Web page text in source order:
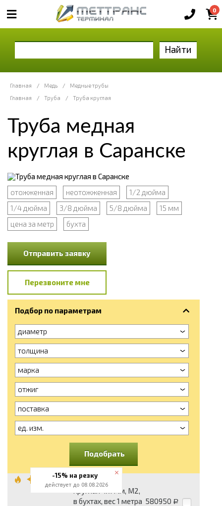
0
Найти
Главная / Медь /
Медные трубы
Главная
/ Труба / Труба круглая
Труба медная
круглая в Саранске
отожженная неотожженная
1/2 дюйма
1/4 дюйма
3/8 дюйма 5/8 дюйма
15 мм
цена за метр
бухта
Отправить заявку
Перезвоните мне
Подбор по параметрам
диаметр
толщина
марка
отжиг
поставка
ед. изм.
Подобрать
Труба медная
круглая 4x1 мм, М2,
в бухтах, вес 1 метра 580950 Р
-15% на резку
действует до 08.08.2026